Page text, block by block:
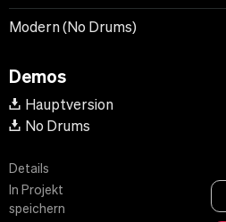
Modern (No Drums)
Demos
Hauptversion
No Drums
Details
In Projekt
speichern